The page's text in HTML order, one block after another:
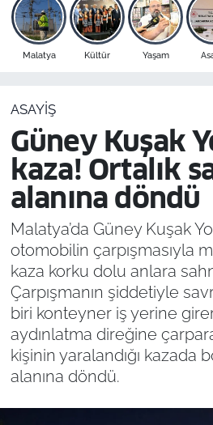
Malatya Kültür Yaşam
ASAYIŞ
Güney Kuşak
kaza! Ortalık
alanına döndü
Malatya’da Güney Kuşak
otomobilin çarpışmasıyla
kaza korku dolu anlara
Çarpışmanın şiddetiyle
biri konteyner iş yerine
aydınlatma direğine
kişinin yaralandığı kazada
alanına döndü.
Bölge
Resmi İlanlar
Süper Lig Puan Durumu
Son Dakika Haberleri
Haber Arşivi